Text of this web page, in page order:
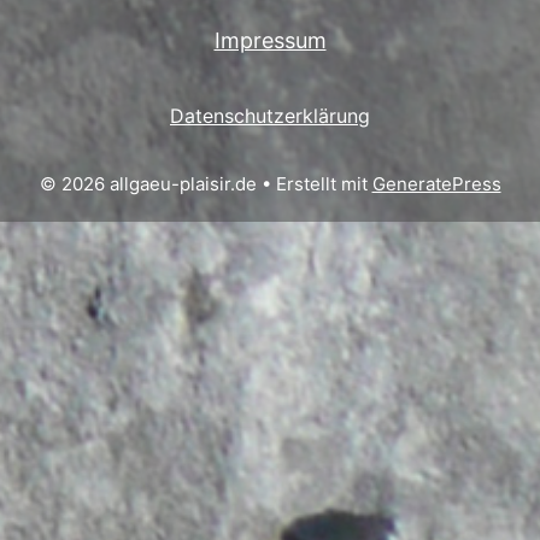
Impressum
Datenschutzerklärung
© 2026 allgaeu-plaisir.de • Erstellt mit GeneratePress